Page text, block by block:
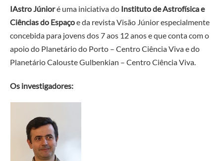
IAstro Júnioré uma iniciativa do Instituto de Astrofísica e
Ciências do Espaçoe da revista Visão Júnior especialmente
concebida para jovens dos 7 aos 12 anos e que conta com o
apoio do Planetário do Porto – Centro Ciência Viva e do
Planetário Calouste Gulbenkian – Centro Ciência Viva.
Os investigadores: